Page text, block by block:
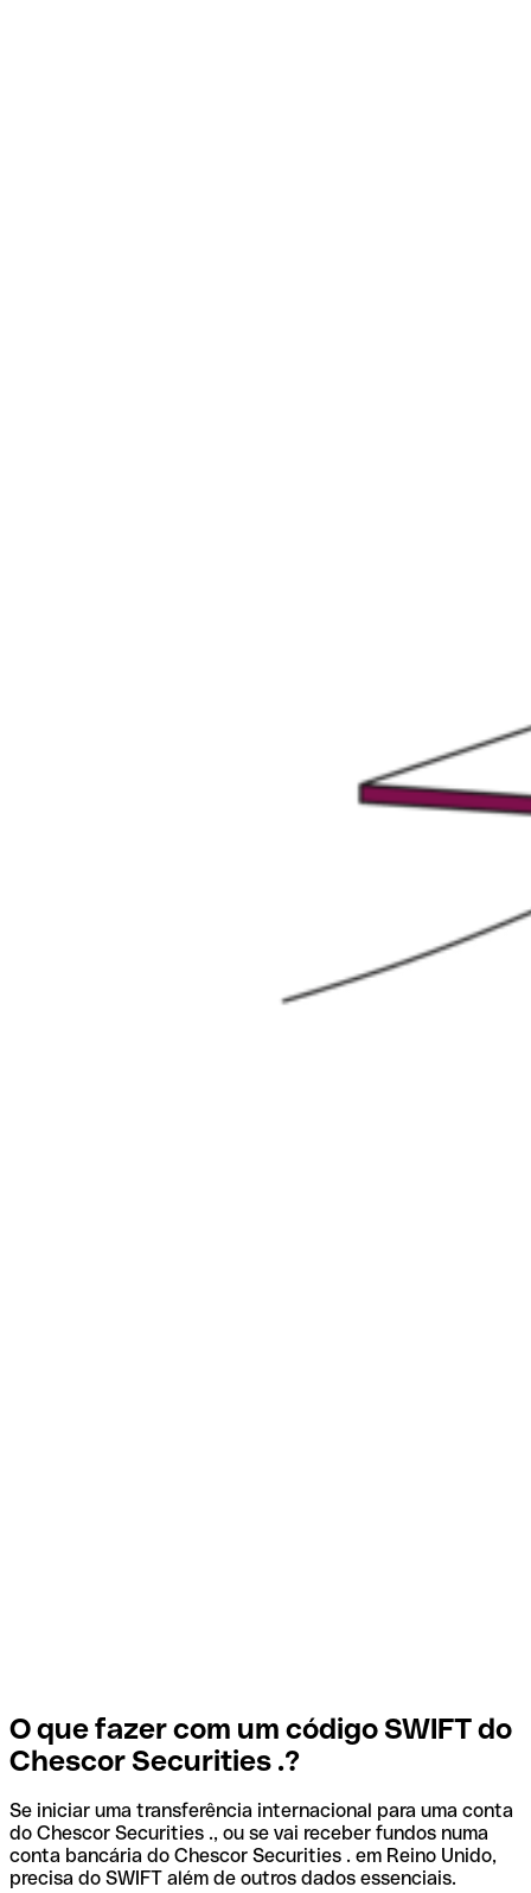
O que fazer com um código SWIFT do
Chescor Securities .?
Se iniciar uma transferência internacional para uma conta
do Chescor Securities ., ou se vai receber fundos numa
conta bancária do Chescor Securities . em Reino Unido,
precisa do SWIFT além de outros dados essenciais.